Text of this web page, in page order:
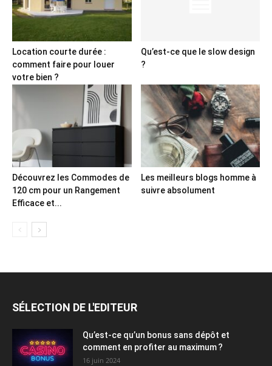
Location courte durée :
comment faire pour louer
votre bien ?
Qu’est-ce que le slow design
?
Découvrez les Commodes de
120 cm pour un Rangement
Efficace et...
Les meilleurs blogs homme à
suivre absolument
SÉLECTION DE L'EDITEUR
Qu’est-ce qu’un bonus sans dépôt et
comment en profiter au maximum ?
16 juin 2024